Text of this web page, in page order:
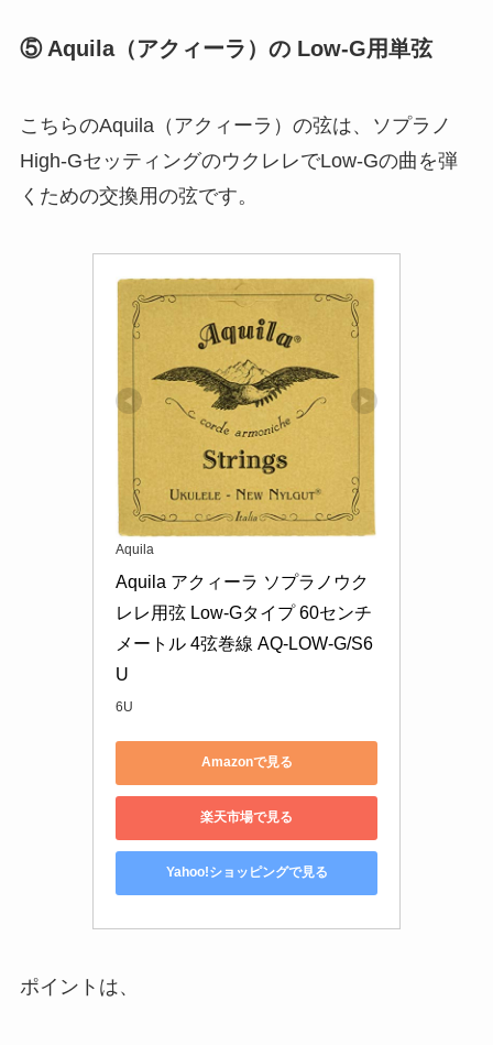
⑤ Aquila（アクィーラ）の Low-G用単弦
こちらのAquila（アクィーラ）の弦は、ソプラノ
High-GセッティングのウクレレでLow-Gの曲を弾
くための交換用の弦です。
Aquila
Aquila アクィーラ ソプラノウク
レレ用弦 Low-Gタイプ 60センチ
メートル 4弦巻線 AQ-LOW-G/S6
U
6U
Amazonで見る
楽天市場で見る
Yahoo!ショッピングで見る
ポイントは、